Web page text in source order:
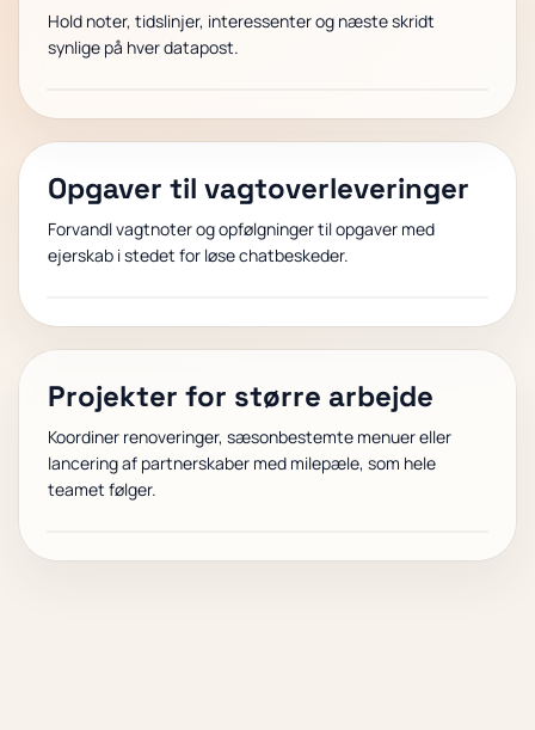
Hold noter, tidslinjer, interessenter og næste skridt
synlige på hver datapost.
Opgaver til vagtoverleveringer
Forvandl vagtnoter og opfølgninger til opgaver med
ejerskab i stedet for løse chatbeskeder.
Projekter for større arbejde
Koordiner renoveringer, sæsonbestemte menuer eller
lancering af partnerskaber med milepæle, som hele
teamet følger.